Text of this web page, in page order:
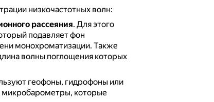
низкочастотных волн:
рассеяния. Для этого
подавляет фон
монохроматизации. Также
волны поглощения которых
геофоны, гидрофоны или
микробарометры, которые